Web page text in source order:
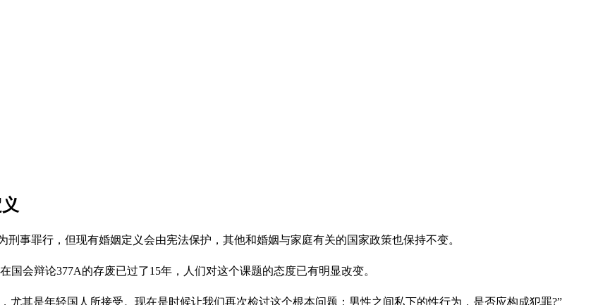
事罪行，但现有婚姻定义会由宪法保护，其他和婚姻与家庭有关的国家政策也保持不变。
会辩论377A的存废已过了15年，人们对这个课题的态度已有明显改变。
其是年轻国人所接受。现在是时候让我们再次检讨这个根本问题：男性之间私下的性行为，是否应构成犯罪?”